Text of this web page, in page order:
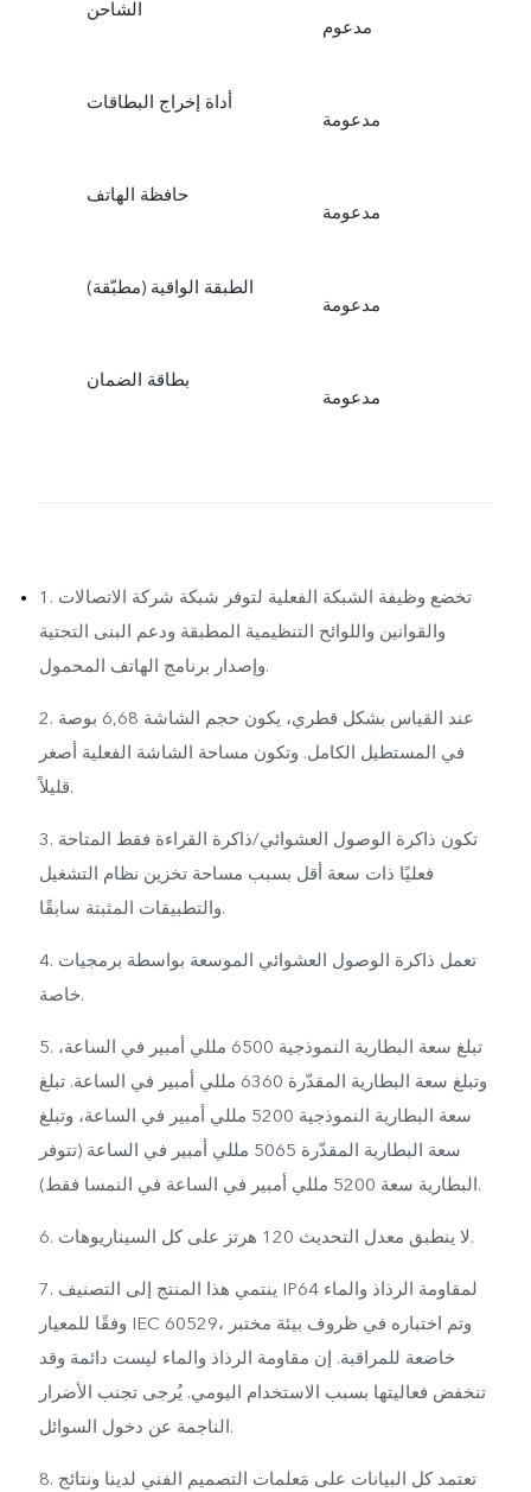
الشاحن
مدعوم
أداة إخراج البطاقات
مدعومة
حافظة الهاتف
مدعومة
الطبقة الواقية (مطبّقة)
مدعومة
بطاقة الضمان
مدعومة
1. تخضع وظيفة الشبكة الفعلية لتوفر شبكة شركة الاتصالات
والقوانين واللوائح التنظيمية المطبقة ودعم البنى التحتية
وإصدار برنامج الهاتف المحمول.
2. عند القياس بشكل قطري، يكون حجم الشاشة 6,68 بوصة
في المستطيل الكامل. وتكون مساحة الشاشة الفعلية أصغر
قليلاً.
3. تكون ذاكرة الوصول العشوائي/ذاكرة القراءة فقط المتاحة
فعليًا ذات سعة أقل بسبب مساحة تخزين نظام التشغيل
والتطبيقات المثبتة سابقًا.
4. تعمل ذاكرة الوصول العشوائي الموسعة بواسطة برمجيات
خاصة.
5. تبلغ سعة البطارية النموذجية 6500 مللي أمبير في الساعة،
وتبلغ سعة البطارية المقدّرة 6360 مللي أمبير في الساعة. تبلغ
سعة البطارية النموذجية 5200 مللي أمبير في الساعة، وتبلغ
سعة البطارية المقدّرة 5065 مللي أمبير في الساعة (تتوفر
البطارية سعة 5200 مللي أمبير في الساعة في النمسا فقط).
6. لا ينطبق معدل التحديث 120 هرتز على كل السيناريوهات.
7. ينتمي هذا المنتج إلى التصنيف IP64 لمقاومة الرذاذ والماء
وفقًا للمعيار IEC 60529، وتم اختباره في ظروف بيئة مختبر
خاضعة للمراقبة. إن مقاومة الرذاذ والماء ليست دائمة وقد
تنخفض فعاليتها بسبب الاستخدام اليومي. يُرجى تجنب الأضرار
الناجمة عن دخول السوائل.
8. تعتمد كل البيانات على مَعلمات التصميم الفني لدينا ونتائج